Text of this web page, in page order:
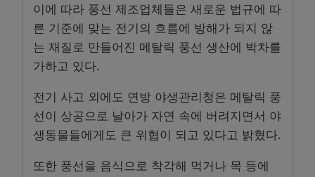
이에 따라 풍선 제조업체들은 새로운 법규에 따
른 기준에 맞는 전기의 흐름에 방해가 되지 않
는 재질로 만들어진 메탈릭 풍선 생산에 박차를
가하고 있다.
전기 사고 외에도 연방 야생관리청은 메탈릭 풍
선이 상공으로 날아가 자연 속에 버려지면서 야
생동물들에게도 큰 위협이 되고 있다고 밝혔다.
또한 풍선을 음식으로 착각해 먹거나 목 등에